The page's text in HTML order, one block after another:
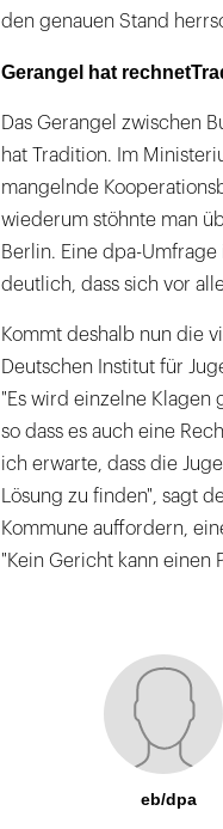
den genauen Stand
Gerangel hat rechnet
Das Gerangel zwischen
hat Tradition. Im
mangelnde
wiederum stöhnte man
Berlin. Eine dpa-
deutlich, dass sich vor
Kommt deshalb nun die
Deutschen Institut für
"Es wird einzelne Klagen
so dass es auch eine
ich erwarte, dass die
Lösung zu finden", sagt
Kommune auffordern,
"Kein Gericht kann einen
eb/dpa